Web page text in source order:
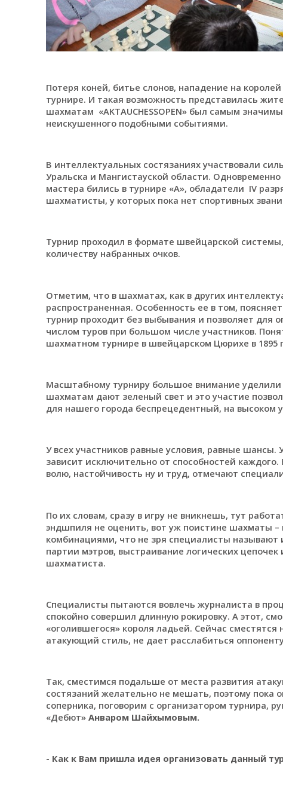
Потеря коней, битье слонов, нападение на
турнире. И такая возможность представилась
шахматам «AKTAUCHESSOPEN» был самым
неискушенного подобными событиями.
В интеллектуальных состязаниях участвовали
Уральска и Мангистауской области.
мастера бились в турнире «А», обладатели IV
шахматисты, у которых пока нет спортивных
Турнир проходил в формате швейцарской
количеству набранных очков.
Отметим, что в шахматах, как в других
распространенная. Особенность ее в том,
турнир проходит без выбывания и позволяет
числом туров при большом числе участников.
шахматном турнире в швейцарском Цюрихе в 1895
Масштабному турниру большое внимание
шахматам дают зеленый свет и это участие
для нашего города беспрецедентный, на высоком
У всех участников равные условия, равные шансы.
зависит исключительно от способностей
волю, настойчивость ну и труд, отмечают
По их словам, сразу в игру не вникнешь, тут
эндшпиля не оценить, вот уж поистине шахматы
комбинациями, что не зря специалисты
партии мэтров, выстраивание логических
шахматиста.
Специалисты пытаются вовлечь журналиста в
спокойно совершил длинную рокировку. А этот,
«оголившегося» короля ладьей. Сейчас сместятся
атакующий стиль, не дает расслабиться
Так, сместимся подальше от места развития
состязаний желательно не мешать, поэтому
соперника, поговорим с организатором
«Дебют» Анваром Шайхымовым.
- Как к Вам пришла идея организовать данный